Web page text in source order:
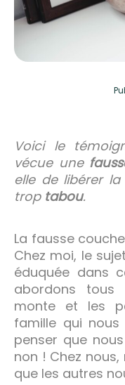
Voici le
vécue une
elle de libérer
trop tabou.
La fausse
Chez moi, le
éduquée dans
abordons
monte et les
famille qui
penser que
non ! Chez
que les autres